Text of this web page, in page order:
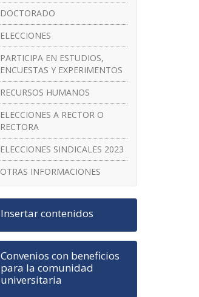
DOCTORADO
ELECCIONES
PARTICIPA EN ESTUDIOS,
ENCUESTAS Y EXPERIMENTOS
RECURSOS HUMANOS
ELECCIONES A RECTOR O
RECTORA
ELECCIONES SINDICALES 2023
OTRAS INFORMACIONES
Insertar contenidos
Convenios con beneficios
para la comunidad
universitaria